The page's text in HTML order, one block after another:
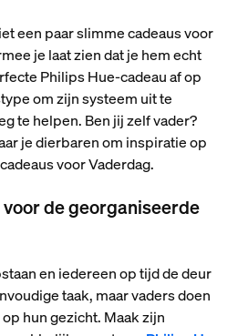
een paar slimme cadeaus voor
je laat zien dat je hem echt
Philips Hue-cadeau af op
om zijn systeem uit te
te helpen. Ben jij zelf vader?
je dierbaren om inspiratie op
voor Vaderdag.
de georganiseerde
en iedereen op tijd de deur
taak, maar vaders doen
hun gezicht. Maak zijn